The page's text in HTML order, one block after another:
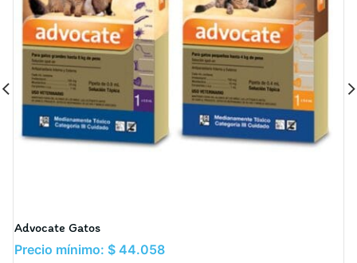
Advocate Gatos
Precio mínimo: $ 44.058